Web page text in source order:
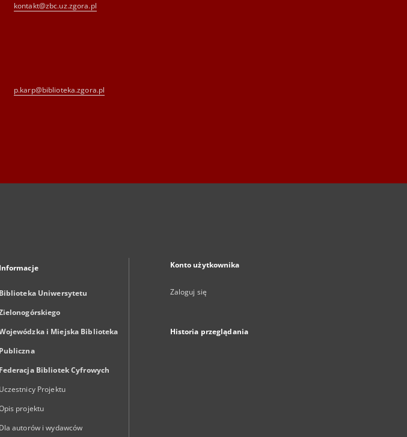
kontakt@zbc.uz.zgora.pl
p.karp@biblioteka.zgora.pl
Informacje
Biblioteka Uniwersytetu
i Miejska Biblioteka
Publiczna
Federacja Bibliotek Cyfrowych
Uczestnicy Projektu
projektu
Dla autorów i wydawców
Konto użytkownika
Zaloguj się
Historia przeglądania